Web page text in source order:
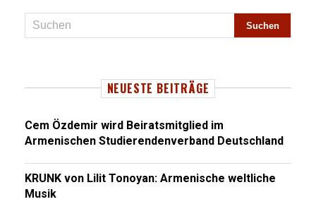
NEUESTE BEITRÄGE
Cem Özdemir wird Beiratsmitglied im
Armenischen Studierendenverband Deutschland
KRUNK von Lilit Tonoyan: Armenische weltliche
Musik